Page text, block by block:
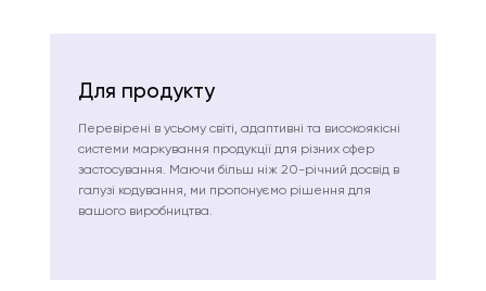
Для продукту
Перевірені в усьому світі, адаптивні та високоякісні
системи маркування продукції для різних сфер
застосування. Маючи більш ніж 20-річний досвід в
галузі кодування, ми пропонуємо рішення для
вашого виробництва.